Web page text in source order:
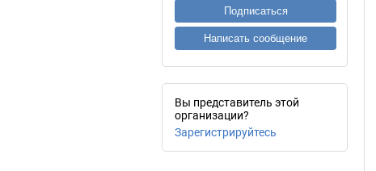
Подписаться
Написать сообщение
Вы представитель этой
организации?
Зарегистрируйтесь